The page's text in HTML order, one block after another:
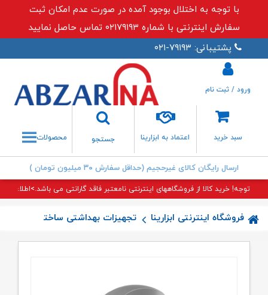
با توجه به اختلال بوجود آمده در صورت عدم امکان ثبت
سفارش اینترنتی با شماره ۰۲۱۷۹۱۹۳ تماس حاصل نمایید
پشتیبانی: ۷۹۱۹۳-۰۲۱
سبد خرید اعتماد به ابزارینا
جستجو
جستجو
ورود / ثبت نام
محصولات
ارسال رایگان کالای غیرحجیم (حداقل سفارش ۳۰ میلیون تومان )
توجه! خرید کالا از فروشگاههای اینترنتی نامعتبر فاقد گارانتی می باشد.>اطلاعات
فروشگاه اینترنتی ابزارینا تجهیزات بهداشتی ساختمان